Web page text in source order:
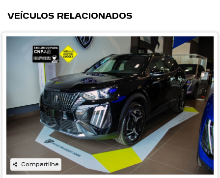
VEÍCULOS RELACIONADOS
Compartilhe